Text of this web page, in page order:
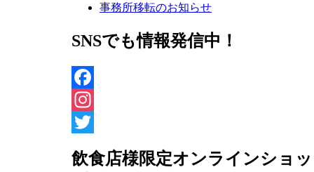
事務所移転のお知らせ
SNSでも情報発信中！
Facebook
Instagram
飲食店様限定オンラインショッ